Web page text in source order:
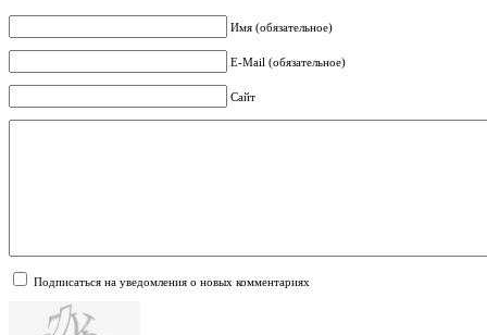
Имя (обязательное)
E-Mail (обязательное)
Сайт
Подписаться на уведомления о новых комментариях